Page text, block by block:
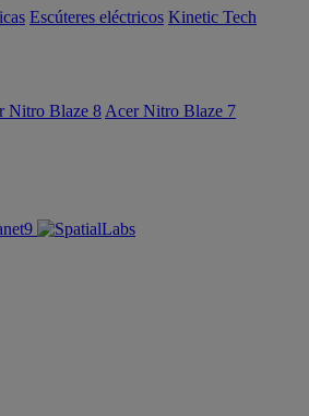
Escúteres eléctricos Kinetic Tech
Nitro Blaze 8 Acer Nitro Blaze 7